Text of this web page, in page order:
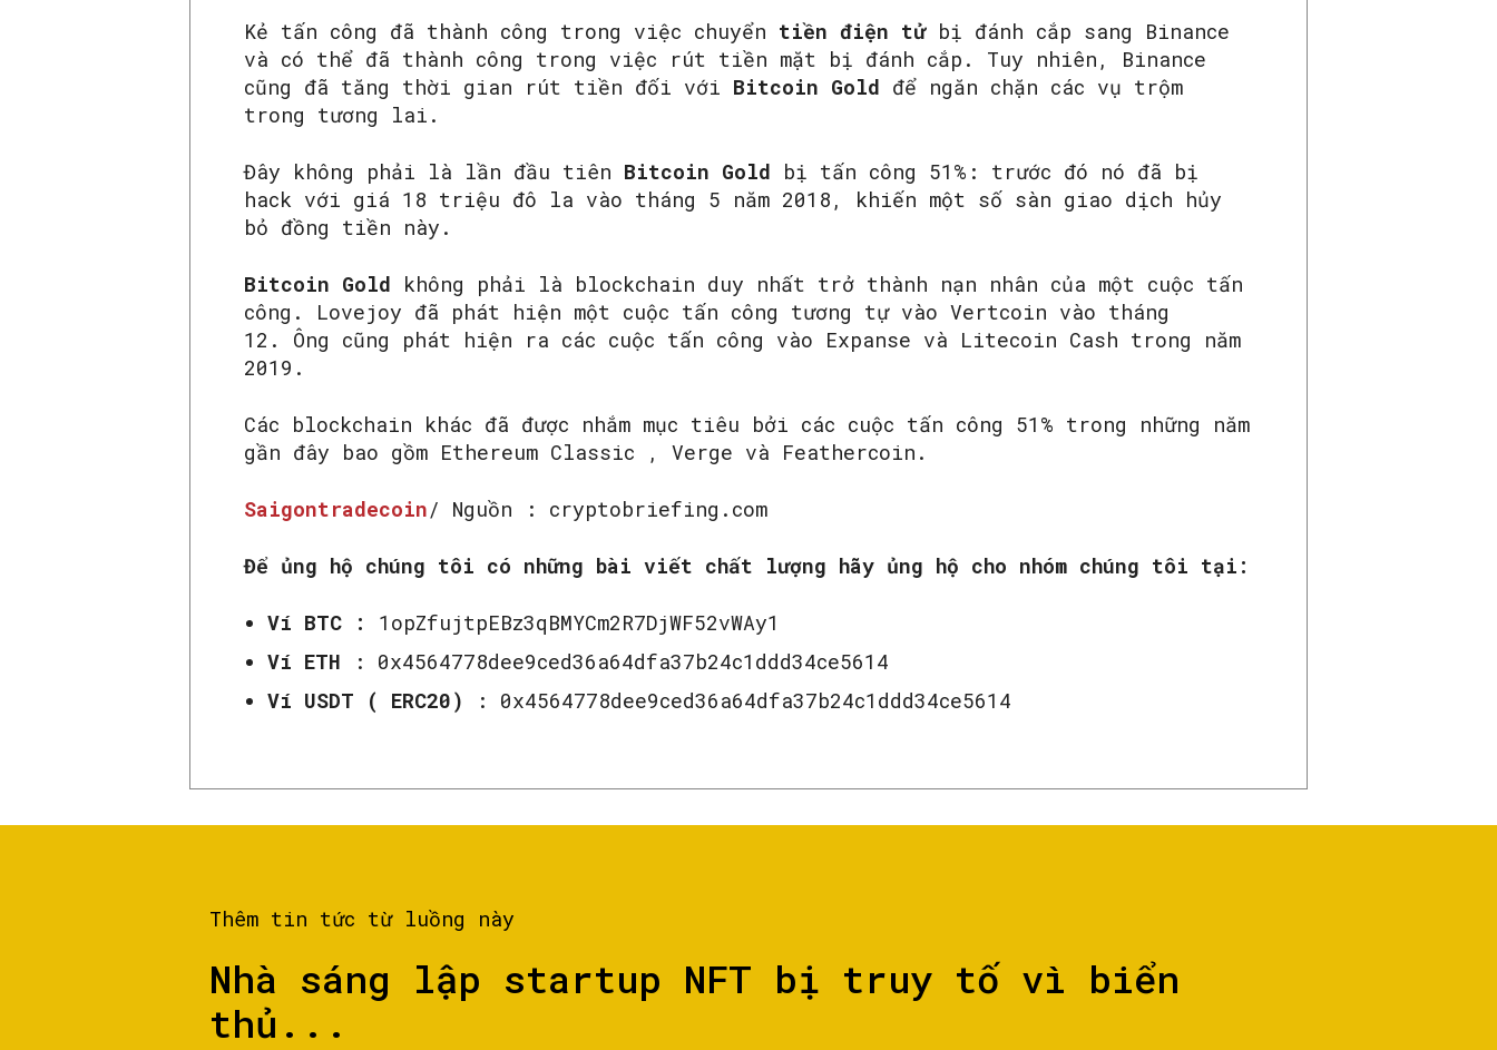
Kẻ tấn công đã thành công trong việc chuyển tiền điện tửbị đánh cắp sang Binance
và có thể đã thành công trong việc rút tiền mặt bị đánh cắp. Tuy nhiên, Binance
cũng đã tăng thời gian rút tiền đối với Bitcoin Gold để ngăn chặn các vụ trộm
trong tương lai.
Đây không phải là lần đầu tiên Bitcoin Gold bị tấn công 51%: trước đó nó đã bị
hack với giá 18 triệu đô la vào tháng 5 năm 2018, khiến một số sàn giao dịch hủy
bỏ đồng tiền này.
Bitcoin Gold không phải là blockchain duy nhất trở thành nạn nhân của một cuộc tấn
công. Lovejoy đã phát hiện một cuộc tấn công tương tự vào Vertcoin vào tháng
12. Ông cũng phát hiện ra các cuộc tấn công vào Expanse và Litecoin Cash trong năm
2019.
Các blockchain khác đã được nhắm mục tiêu bởi các cuộc tấn công 51% trong những năm
gần đây bao gồm Ethereum Classic , Verge và Feathercoin.
Saigontradecoin/ Nguồn : cryptobriefing.com
Để ủng hộ chúng tôi có những bài viết chất lượng hãy ủng hộ cho nhóm chúng tôi tại:
Ví BTC : 1opZfujtpEBz3qBMYCm2R7DjWF52vWAy1
Ví ETH : 0x4564778dee9ced36a64dfa37b24c1ddd34ce5614
Ví USDT ( ERC20) : 0x4564778dee9ced36a64dfa37b24c1ddd34ce5614
Thêm tin tức từ luồng này
Nhà sáng lập startup NFT bị truy tố vì biển
thủ...